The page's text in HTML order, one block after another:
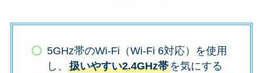
5GHz帯のWi-Fi（Wi-Fi 6対応）を使用
し、扱いやすい2.4GHz帯を気にする